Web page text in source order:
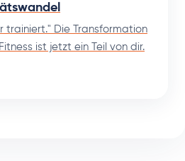
trainiert." Die Transformation
ist jetzt ein Teil von dir.